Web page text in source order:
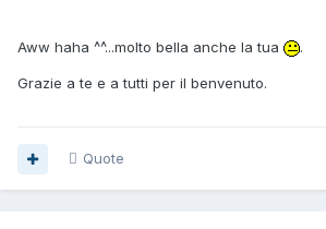
Aww haha ^^...molto bella anche la tua .
Grazie a te e a tutti per il benvenuto.
Quote